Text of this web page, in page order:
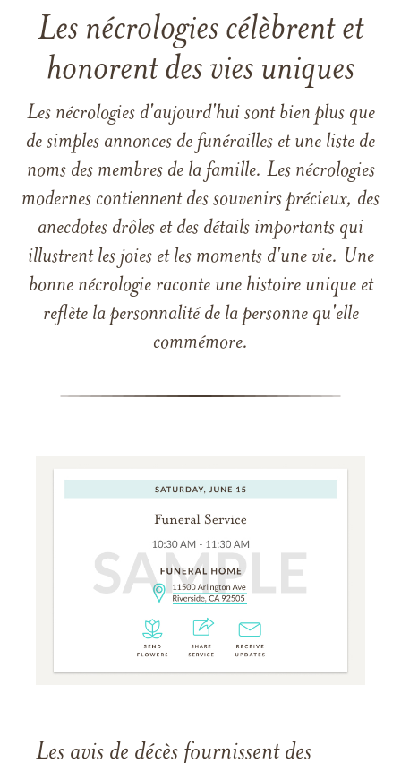
Les nécrologies célèbrent et
honorent des vies uniques
Les nécrologies d'aujourd'hui sont bien plus que
de simples annonces de funérailles et une liste de
noms des membres de la famille. Les nécrologies
modernes contiennent des souvenirs précieux, des
anecdotes drôles et des détails importants qui
illustrent les joies et les moments d'une vie. Une
bonne nécrologie raconte une histoire unique et
reflète la personnalité de la personne qu'elle
commémore.
Les avis de décès fournissent des